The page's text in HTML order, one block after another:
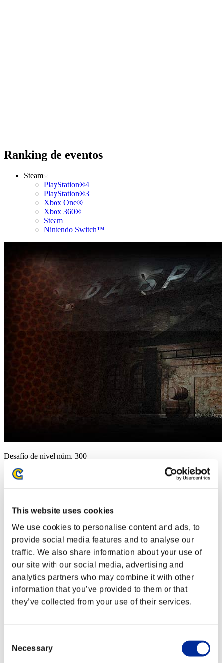
This website uses cookies
We use cookies to personalise content and ads, to
provide social media features and to analyse our
traffic. We also share information about your use of
our site with our social media, advertising and
analytics partners who may combine it with other
information that you’ve provided to them or that
they’ve collected from your use of their services.
Selection
Necessary
Ranking de eventos
Steam
PlayStation®4
PlayStation®3
Xbox One®
Xbox 360®
Steam
Nintendo Switch™
Desafío de nivel núm. 300
13.03.2018 15:00 (JST) - 19.03.2018 15:00 (JST)
Solo
(Los rankings se actualizan cada 6 horas.)
Rankings
Posición
41